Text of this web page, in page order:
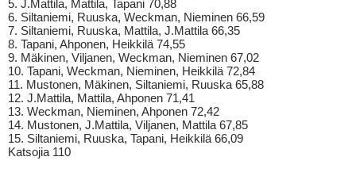
5. J.Mattila, Mattila, Tapani 70,88
6. Siltaniemi, Ruuska, Weckman, Nieminen 66,59
7. Siltaniemi, Ruuska, Mattila, J.Mattila 66,35
8. Tapani, Ahponen, Heikkilä 74,55
9. Mäkinen, Viljanen, Weckman, Nieminen 67,02
10. Tapani, Weckman, Nieminen, Heikkilä 72,84
11. Mustonen, Mäkinen, Siltaniemi, Ruuska 65,88
12. J.Mattila, Mattila, Ahponen 71,41
13. Weckman, Nieminen, Ahponen 72,42
14. Mustonen, J.Mattila, Viljanen, Mattila 67,85
15. Siltaniemi, Ruuska, Tapani, Heikkilä 66,09
Katsojia 110